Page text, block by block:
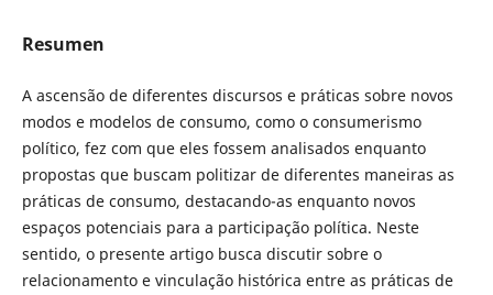
Resumen
A ascensão de diferentes discursos e práticas sobre novos
modos e modelos de consumo, como o consumerismo
político, fez com que eles fossem analisados enquanto
propostas que buscam politizar de diferentes maneiras as
práticas de consumo, destacando-as enquanto novos
espaços potenciais para a participação política. Neste
sentido, o presente artigo busca discutir sobre o
relacionamento e vinculação histórica entre as práticas de